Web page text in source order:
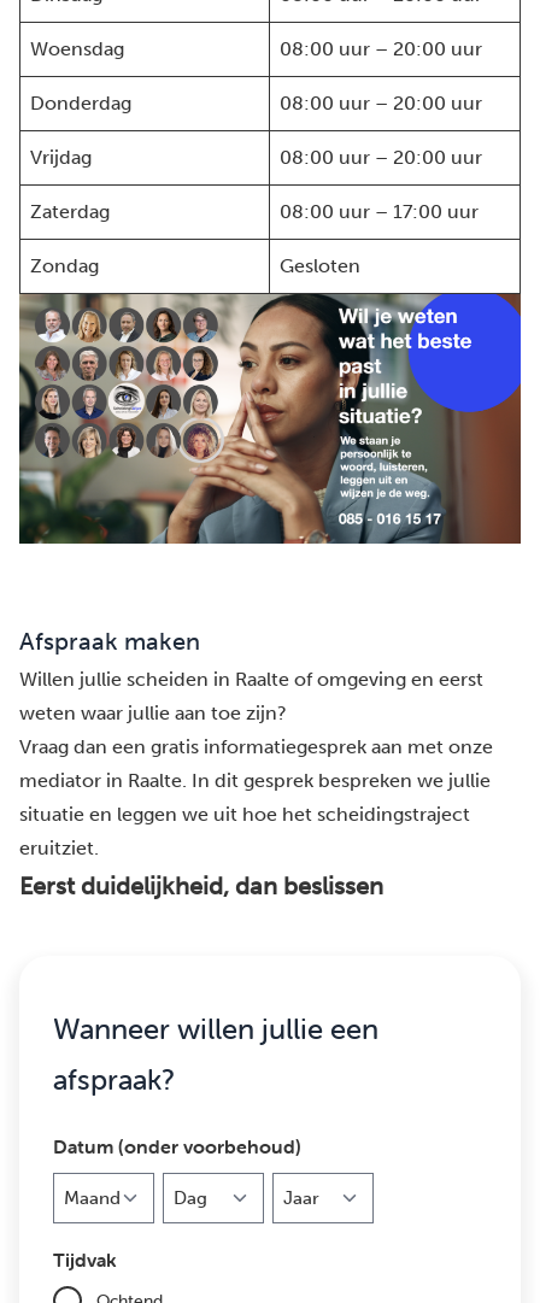
Woensdag 08:00 uur – 20:00 uur
Donderdag 08:00 uur – 20:00 uur
Vrijdag 08:00 uur – 20:00 uur
Zaterdag 08:00 uur – 17:00 uur
Zondag Gesloten
Afspraak maken
Willen jullie scheiden in Raalte of omgeving en eerst
weten waar jullie aan toe zijn?
Vraag dan een gratis informatiegesprek aan met onze
mediator in Raalte. In dit gesprek bespreken we jullie
situatie en leggen we uit hoe het scheidingstraject
eruitziet.
Eerst duidelijkheid, dan beslissen
Wanneer willen jullie een
afspraak?
Datum (onder voorbehoud)
Tijdvak